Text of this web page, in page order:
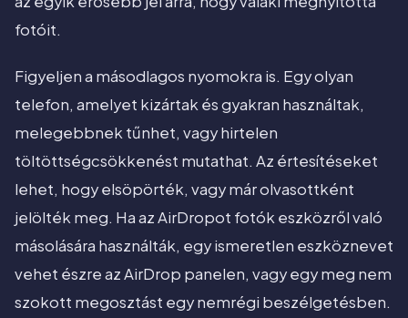
fotóit.
Figyeljen a másodlagos nyomokra is. Egy olyan
telefon, amelyet kizártak és gyakran használtak,
melegebbnek tűnhet, vagy hirtelen
töltöttségcsökkenést mutathat. Az értesítéseket
lehet, hogy elsöpörték, vagy már olvasottként
jelölték meg. Ha az AirDropot fotók eszközről való
másolására használták, egy ismeretlen eszköznevet
vehet észre az AirDrop panelen, vagy egy meg nem
szokott megosztást egy nemrégi beszélgetésben.